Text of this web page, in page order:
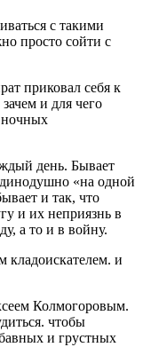
с такими
просто сойти с
приковал себя к
и для чего
ночных
день. Бывает
«на одной
и так, что
и их неприязнь в
а то и в войну.
кладоискателем. и
Колмогоровым.
чтобы
и грустных